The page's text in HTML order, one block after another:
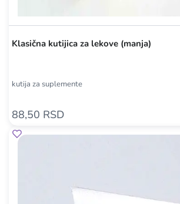
Klasična kutijica za lekove (manja)
kutija za suplemente
88,50 RSD